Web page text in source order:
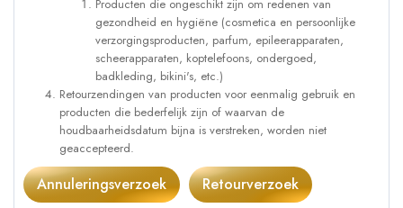
Producten die ongeschikt zijn om redenen van
gezondheid en hygiëne (cosmetica en persoonlijke
verzorgingsproducten, parfum, epileerapparaten,
scheerapparaten, koptelefoons, ondergoed,
badkleding, bikini's, etc.)
Retourzendingen van producten voor eenmalig gebruik en
producten die bederfelijk zijn of waarvan de
houdbaarheidsdatum bijna is verstreken, worden niet
geaccepteerd.
Annuleringsverzoek Retourverzoek